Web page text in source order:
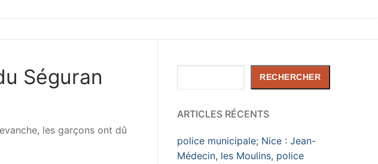
Séguran
les garçons ont dû
RECHERCHER
ARTICLES RÉCENTS
police municipale; Nice : Jean-
Médecin, les Moulins, police